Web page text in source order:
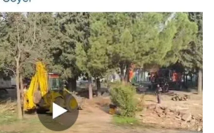
hizmet sunabilmek için İnternet
ve üçüncü kişilere ait çerezler
çerezler vasıtasıyla çeşitli kişisel
olup gerekli olan çerezler bilgi
sunulması amacıyla
çerezler, sitemizin daha işlevsel
ve sizlere yönelik
yapılması, amaçlarıyla